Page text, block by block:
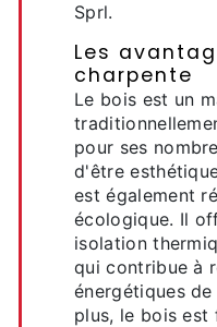
Sprl.
Les
charpente
Le bois est un
pour ses
d'être
est également
écologique. Il
isolation
qui contribue à
énergétiques
plus, le bois